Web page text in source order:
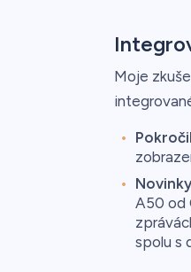
Moje
A50 od
spolu s